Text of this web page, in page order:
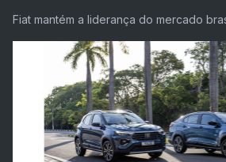
Fiat mantém a liderança do mercado